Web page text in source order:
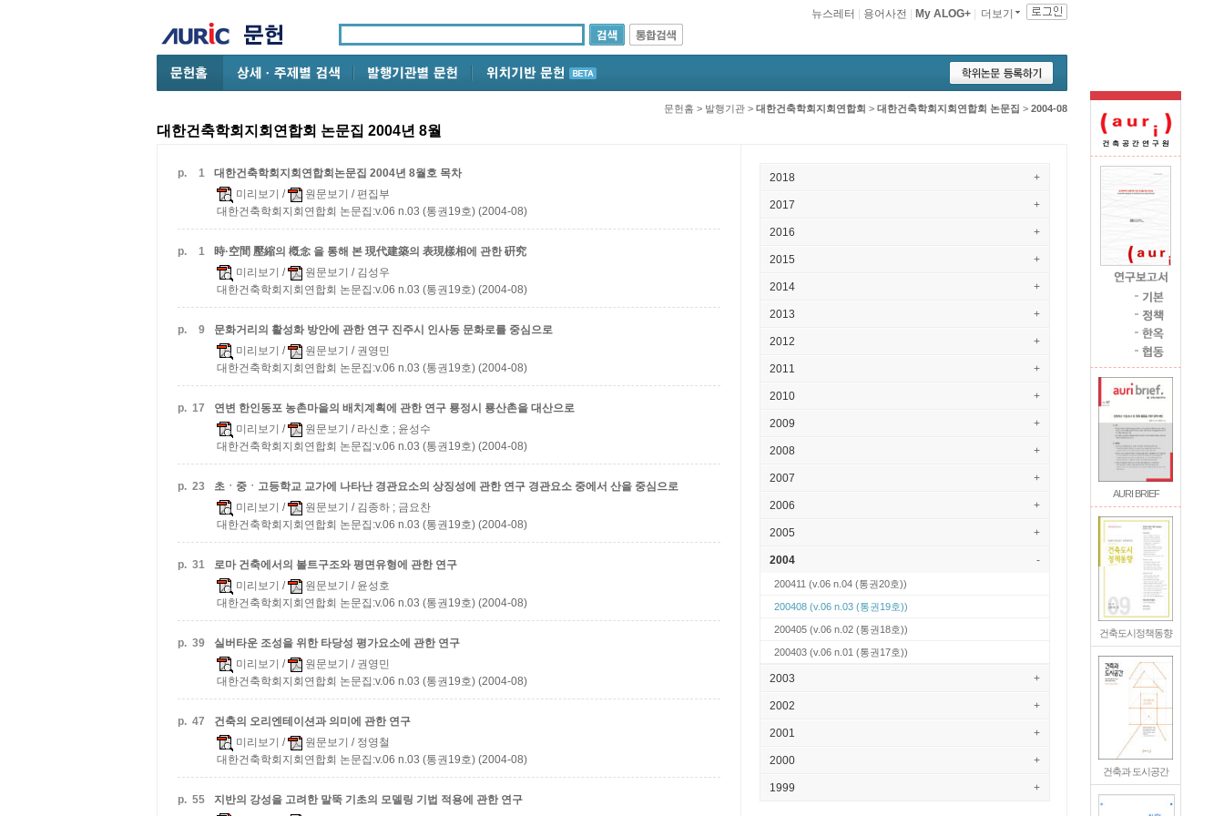
AURI BRIEF
건축도시정책동향
건축과 도시공간
더보기
My ALOG+
용어사전
뉴스레터
문헌홈 > 발행기관 > 대한건축학회지회연합회 > 대한건축학회지회연합회 논문집 > 2004-08
대한건축학회지회연합회 논문집 2004년 8월
p. 1
대한건축학회지회연합회논문집 2004년 8월호 목차
미리보기 / 원문보기 / 편집부
대한건축학회지회연합회 논문집:v.06 n.03 (통권19호) (2004-08)
p. 1
時·空間 壓縮의 槪念 을 통해 본 現代建築의 表現樣相에 관한 硏究
미리보기 / 원문보기 / 김성우
대한건축학회지회연합회 논문집:v.06 n.03 (통권19호) (2004-08)
p. 9 문화거리의 활성화 방안에 관한 연구 진주시 인사동 문화로를 중심으로
미리보기 / 원문보기 / 권영민
대한건축학회지회연합회 논문집:v.06 n.03 (통권19호) (2004-08)
p. 17 연변 한인동포 농촌마을의 배치계획에 관한 연구 룡정시 룡산촌을 대산으로
미리보기 / 원문보기 / 라신호 ; 윤성수
대한건축학회지회연합회 논문집:v.06 n.03 (통권19호) (2004-08)
p. 23 초ㆍ중ㆍ고등학교 교가에 나타난 경관요소의 상징성에 관한 연구 경관요소 중에서 산을 중심으로
미리보기 / 원문보기 / 김종하 ; 금요찬
대한건축학회지회연합회 논문집:v.06 n.03 (통권19호) (2004-08)
p. 31
로마 건축에서의 볼트구조와 평면유형에 관한 연구
미리보기 / 원문보기 / 윤성호
대한건축학회지회연합회 논문집:v.06 n.03 (통권19호) (2004-08)
p. 39
실버타운 조성을 위한 타당성 평가요소에 관한 연구
미리보기 / 원문보기 / 권영민
대한건축학회지회연합회 논문집:v.06 n.03 (통권19호) (2004-08)
p. 47
건축의 오리엔테이션과 의미에 관한 연구
미리보기 / 원문보기 / 정영철
대한건축학회지회연합회 논문집:v.06 n.03 (통권19호) (2004-08)
p. 55
지반의 강성을 고려한 말뚝 기초의 모델링 기법 적용에 관한 연구
2018 +
2017 +
2016 +
2015 +
2014 +
2013 +
2012 +
2011 +
2010 +
2009 +
2008 +
2007 +
2006 +
2005 +
2004 -
200411 (v.06 n.04 (통권20호))
200408 (v.06 n.03 (통권19호))
200405 (v.06 n.02 (통권18호))
200403 (v.06 n.01 (통권17호))
2003 +
2002 +
2001 +
2000 +
1999 +